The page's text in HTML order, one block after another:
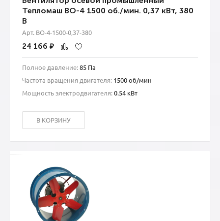
Тепломаш ВО-4 1500 об./мин. 0,37 кВт, 380
В
Арт. ВО-4-1500-0,37-380
24 166 ₽
Полное давление:85 Па
Частота вращения двигателя: 1500 об/мин
Мощность электродвигателя:0.54 кВт
В КОРЗИНУ